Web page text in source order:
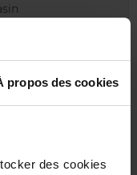
propos des cookies
des cookies